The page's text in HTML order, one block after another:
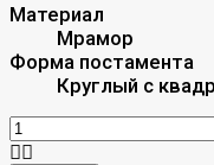
Материал
Мрамор
Форма постамента
Круглый с